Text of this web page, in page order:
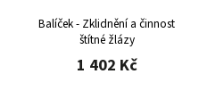
Balíček - Zklidnění a činnost
štítné žlázy
1 402 Kč